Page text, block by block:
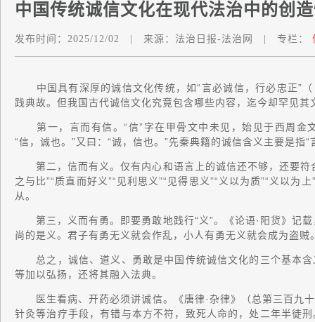
中国传统诚信文化在现代法治中的创
发布时间： 2025/12/02 来源： 法治日报-法治网 专栏：
中国具有深厚的诚信文化传统，如“言必诚信，行必忠正”（
践典故。但我国古代诚信文化究竟包含哪些内容，迄今却罕见
第一，言而有信。“信”字在甲骨文中未见，始见于西周金
“信，诚也。”又曰：“诚，信也。”先秦典籍的诚信含义主要是指“
第二，信而有义。仅有内心和语言上的诚信还不够，还要符
之与比”“质直而好义”“见利思义”“见得思义”“义以为质”“义以为
从。
第三，义而有勇。即要勇敢地践行“义”。《论语·阳货》记载
尚的是义。君子有勇无义就会作乱，小人有勇无义就会成为盗贼
总之，诚信、道义、勇敢是中国传统诚信文化的三个基本含
等加以弘扬，还将其融入法典。
医生看病、开药必须讲诚信。《唐律·杂律》（总第三百九
针灸等治疗手段，有错与本方不符，致死人命的，处二年半徒